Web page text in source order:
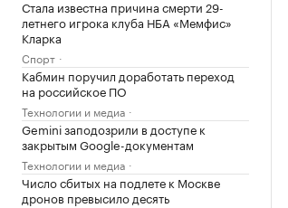
Стала известна причина смерти 29-
летнего игрока клуба НБА «Мемфис»
Кларка
Спорт
Кабмин поручил доработать переход
на российское ПО
Технологии и медиа
Gemini заподозрили в доступе к
закрытым Google-документам
Технологии и медиа
Число сбитых на подлете к Москве
дронов превысило десять